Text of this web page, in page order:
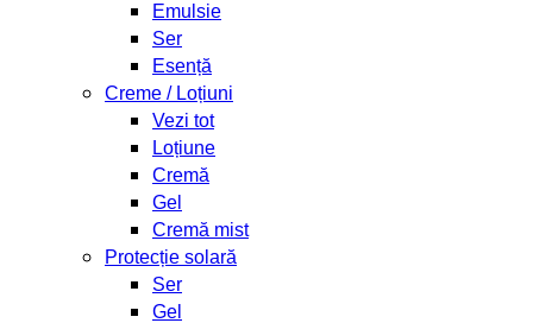
Emulsie
Ser
Esență
Creme / Loțiuni
Vezi tot
Loțiune
Cremă
Gel
Cremă mist
Protecție solară
Ser
Gel